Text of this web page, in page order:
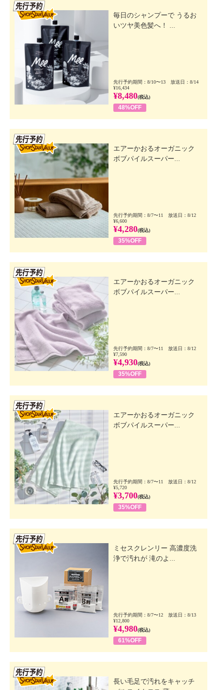
毎日のシャンプーで うるお
いツヤ美色髪へ！ ...
先行予約期間：8/10〜13 放送日：8/14
¥16,434
¥8,480(税込)
48%OFF
エアーかおるオーガニック
ボブパイルスーパー...
先行予約期間：8/7〜11 放送日：8/12
¥6,600
¥4,280(税込)
35%OFF
エアーかおるオーガニック
ボブパイルスーパー...
先行予約期間：8/7〜11 放送日：8/12
¥7,590
¥4,930(税込)
35%OFF
エアーかおるオーガニック
ボブパイルスーパー...
先行予約期間：8/7〜11 放送日：8/12
¥5,720
¥3,700(税込)
35%OFF
ミセスクレンリー 高濃度洗
浄で汚れが 滝のよ...
先行予約期間：8/7〜12 放送日：8/13
¥12,800
¥4,980(税込)
61%OFF
長い毛足で汚れをキャッチ